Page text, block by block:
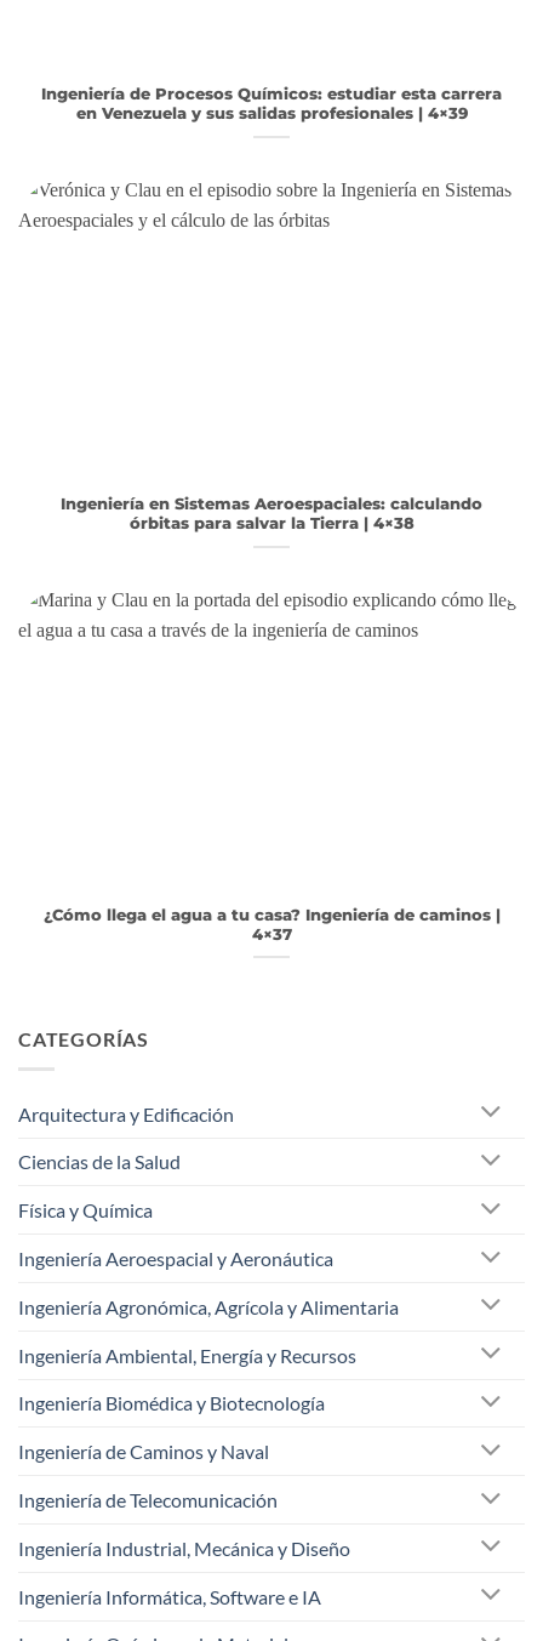
Ingeniería de Procesos Químicos: estudiar esta carrera
en Venezuela y sus salidas profesionales | 4×39
Ingeniería en Sistemas Aeroespaciales: calculando
órbitas para salvar la Tierra | 4×38
¿Cómo llega el agua a tu casa? Ingeniería de caminos |
4×37
CATEGORÍAS
Arquitectura y Edificación
Ciencias de la Salud
Física y Química
Ingeniería Aeroespacial y Aeronáutica
Ingeniería Agronómica, Agrícola y Alimentaria
Ingeniería Ambiental, Energía y Recursos
Ingeniería Biomédica y Biotecnología
Ingeniería de Caminos y Naval
Ingeniería de Telecomunicación
Ingeniería Industrial, Mecánica y Diseño
Ingeniería Informática, Software e IA